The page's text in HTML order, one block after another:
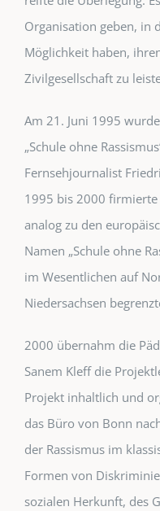
Organisation geben, in
Möglichkeit haben,
Zivilgesellschaft zu
Am 21. Juni 1995
„Schule ohne
Fernsehjournalist
1995 bis 2000
analog zu den
Namen „Schule ohne
im Wesentlichen auf
Niedersachsen
2000 übernahm die
Sanem Kleff die
Projekt inhaltlich und
das Büro von Bonn
der Rassismus im
Formen von
sozialen Herkunft, des